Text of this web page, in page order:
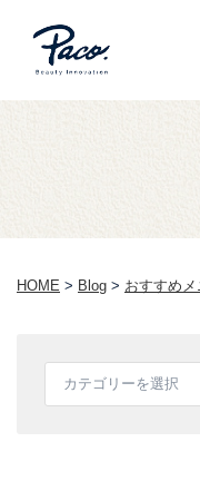
HOME > Blog > おすすめメ